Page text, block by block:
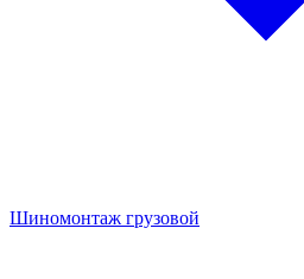
Шиномонтаж грузовой